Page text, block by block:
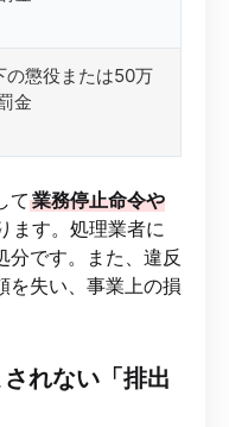
の懲役または50万
金
て 業務停止命令や
ます。処理業者に
分です。また、違反
を失い、事業上の損
れない「排出